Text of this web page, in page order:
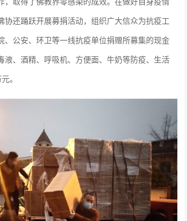
协还踊跃开展募捐活动，组织广大信众为抗疫工
、公安、环卫等一线抗疫单位捐赠所募集的现金
液、酒精、呼吸机、方便面、牛奶等防疫、生活
。